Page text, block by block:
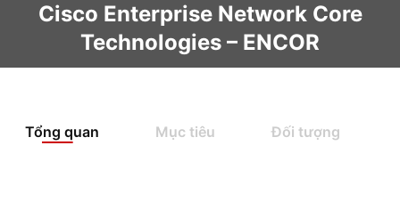
Cisco Enterprise Network Core
Technologies – ENCOR
Tổng quan Mục tiêu Đối tượng